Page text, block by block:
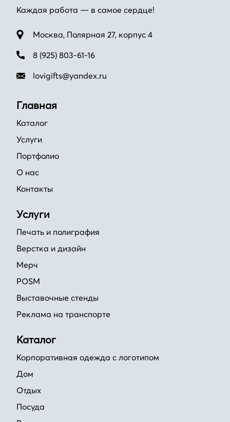
Каждая работа — в самое сердце!
Москва, Полярная 27, корпус 4
8 (925) 803-61-16
lovigifts@yandex.ru
Главная
Каталог
Услуги
Портфолио
О нас
Контакты
Услуги
Печать и полиграфия
Верстка и дизайн
Мерч
POSM
Выставочные стенды
Реклама на транспорте
Каталог
Корпоративная одежда с логотипом
Дом
Отдых
Посуда